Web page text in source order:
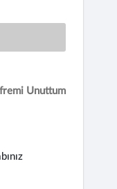
Unuttum